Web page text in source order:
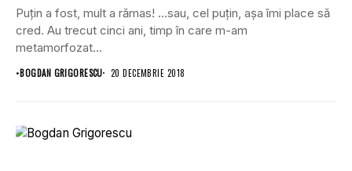
Puțin a fost, mult a rămas! …sau, cel puțin, așa îmi place să
cred. Au trecut cinci ani, timp în care m-am
metamorfozat...
•BOGDAN GRIGORESCU 20 DECEMBRIE 2018